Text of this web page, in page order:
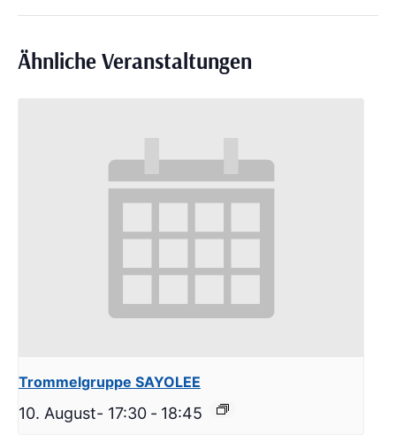
Ähnliche Veranstaltungen
Trommelgruppe SAYOLEE
10. August- 17:30 - 18:45